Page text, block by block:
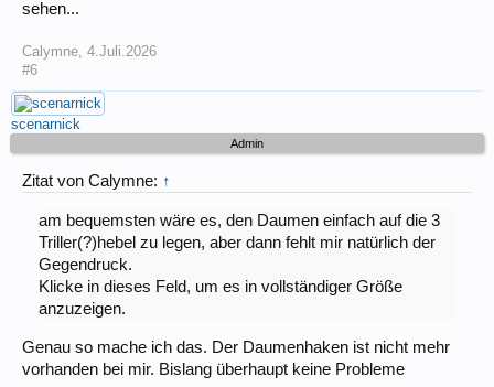
sehen...
Calymne, 4.Juli.2026
#6
scenarnick
Admin
Zitat von Calymne: ↑
am bequemsten wäre es, den Daumen einfach auf die 3
Triller(?)hebel zu legen, aber dann fehlt mir natürlich der
Gegendruck.
Klicke in dieses Feld, um es in vollständiger Größe
anzuzeigen.
Genau so mache ich das. Der Daumenhaken ist nicht mehr
vorhanden bei mir. Bislang überhaupt keine Probleme